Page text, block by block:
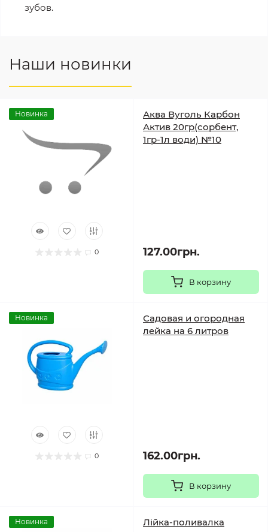
зубов.
Наши новинки
Новинка
0
Аква Вуголь Карбон
Актив 20гр(сорбент,
1гр-1л води) №10
127.00грн.
В корзину
Новинка
0
Садовая и огородная
лейка на 6 литров
162.00грн.
В корзину
Новинка
Лійка-поливалка